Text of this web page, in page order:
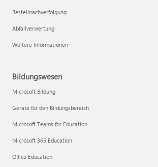
Bestellnachverfolgung
Abfallverwertung
Weitere Informationen
Bildungswesen
Microsoft Bildung
Geräte für den Bildungsbereich
Microsoft Teams for Education
Microsoft 365 Education
Office Education